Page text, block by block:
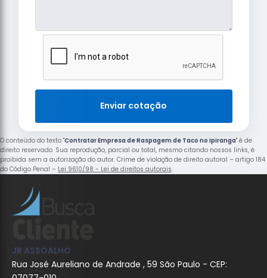
Enviar cotação
O conteúdo do texto "Contratar Empresa de Raspagem de Taco no Ipiranga" é de
direito reservado. Sua reprodução, parcial ou total, mesmo citando nossos links, é
proibida sem a autorização do autor. Crime de violação de direito autoral – artigo 184
do Código Penal – Lei 9610/98 - Lei de direitos autorais.
JR ASSOALHO
Rua José Aureliano de Andrade , 59 São Paulo - CEP: